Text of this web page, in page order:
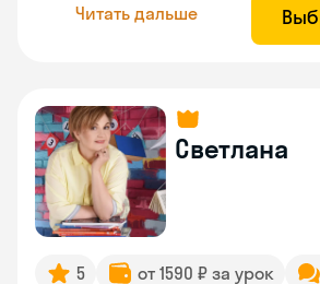
Читать дальше
Светлана
5 от 1590 ₽ за урок